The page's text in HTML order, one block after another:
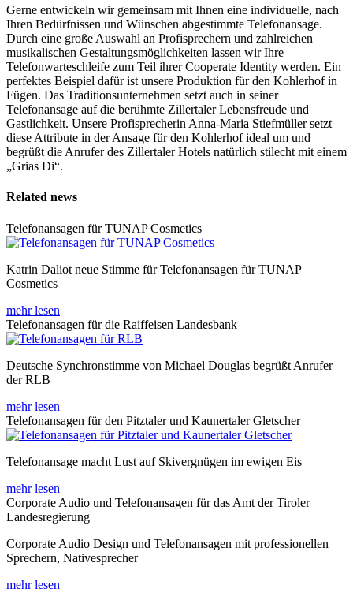
Gerne entwickeln wir gemeinsam mit Ihnen eine individuelle, nach
Ihren Bedürfnissen und Wünschen abgestimmte Telefonansage.
Durch eine große Auswahl an Profisprechern und zahlreichen
musikalischen Gestaltungsmöglichkeiten lassen wir Ihre
Telefonwarteschleife zum Teil ihrer Cooperate Identity werden. Ein
perfektes Beispiel dafür ist unsere Produktion für den Kohlerhof in
Fügen. Das Traditionsunternehmen setzt auch in seiner
Telefonansage auf die berühmte Zillertaler Lebensfreude und
Gastlichkeit. Unsere Profisprecherin Anna-Maria Stiefmüller setzt
diese Attribute in der Ansage für den Kohlerhof ideal um und
begrüßt die Anrufer des Zillertaler Hotels natürlich stilecht mit einem
„Grias Di“.
Related news
Telefonansagen für TUNAP Cosmetics
Katrin Daliot neue Stimme für Telefonansagen für TUNAP
Cosmetics
mehr lesen
Telefonansagen für die Raiffeisen Landesbank
Deutsche Synchronstimme von Michael Douglas begrüßt Anrufer
der RLB
mehr lesen
Telefonansagen für den Pitztaler und Kaunertaler Gletscher
Telefonansage macht Lust auf Skivergnügen im ewigen Eis
mehr lesen
Corporate Audio und Telefonansagen für das Amt der Tiroler
Landesregierung
Corporate Audio Design und Telefonansagen mit professionellen
Sprechern, Nativesprecher
mehr lesen